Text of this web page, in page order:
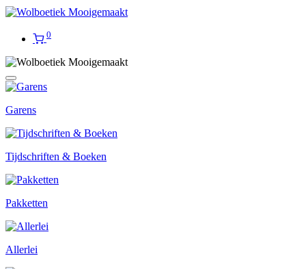
0
Garens
Tijdschriften & Boeken
Pakketten
Allerlei